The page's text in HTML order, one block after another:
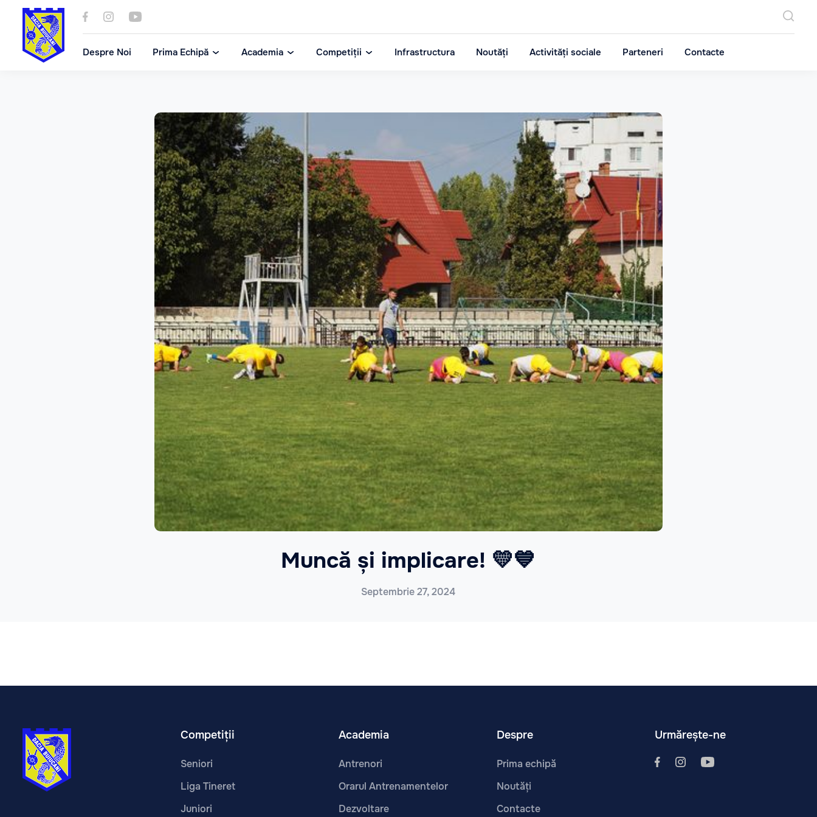
Despre Noi Prima Echipă Academia Competiții Infrastructura Noutăți Activități sociale Parteneri Contacte
Muncă și implicare! 💛💙
Septembrie 27, 2024
Competiții
Seniori
Liga Tineret
Juniori
Academia
Antrenori
Orarul Antrenamentelor
Dezvoltare
Despre
Prima echipă
Noutăți
Contacte
Urmărește-ne